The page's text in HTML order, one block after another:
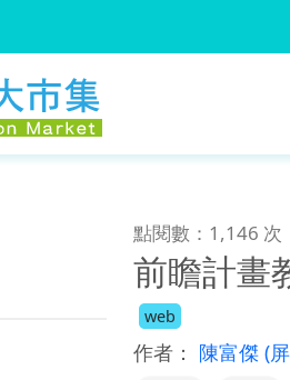
點閱數：1,146 次
前瞻計畫
web
作者： 陳富傑 (